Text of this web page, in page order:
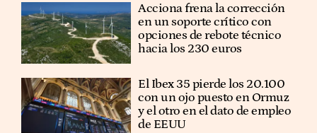
Acciona frena la corrección
en un soporte crítico con
opciones de rebote técnico
hacia los 230 euros
El Ibex 35 pierde los 20.100
con un ojo puesto en Ormuz
y el otro en el dato de empleo
de EEUU